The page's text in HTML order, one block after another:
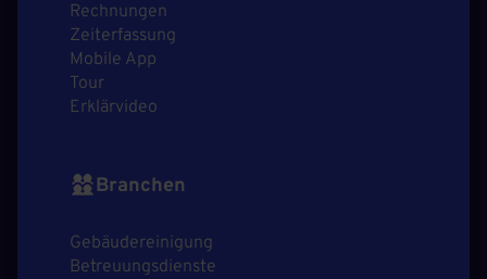
Rechnungen
Zeiterfassung
Mobile App
Tour
Erklärvideo
Branchen
Gebäudereinigung
Betreuungsdienste